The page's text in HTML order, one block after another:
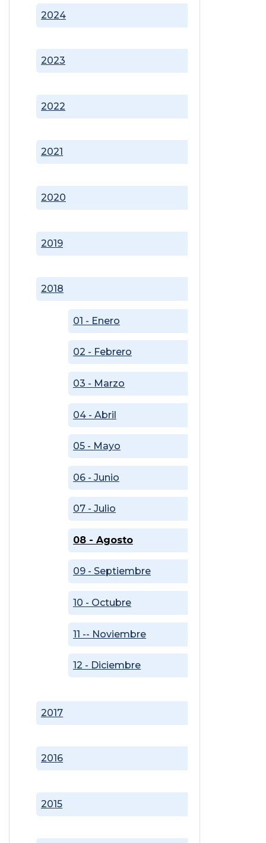
2015
2016
2017
2018
01 - Enero
02 - Febrero
03 - Marzo
04 - Abril
05 - Mayo
06 - Junio
07 - Julio
08 - Agosto
09 - Septiembre
10 - Octubre
11 -- Noviembre
12 - Diciembre
2019
2020
2021
2022
2023
2024